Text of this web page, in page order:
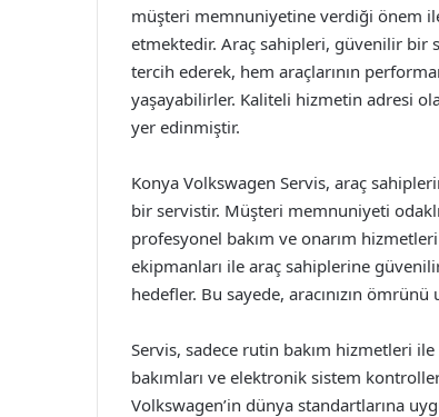
müşteri memnuniyetine verdiği önem
etmektedir. Araç sahipleri, güvenilir bir
tercih ederek, hem araçlarının
yaşayabilirler. Kaliteli hizmetin adresi
yer edinmiştir.
Konya Volkswagen Servis, araç
bir servistir. Müşteri memnuniyeti
profesyonel bakım ve onarım
ekipmanları ile araç sahiplerine
hedefler. Bu sayede, aracınızın
Servis, sadece rutin bakım hizmetleri ile
bakımları ve elektronik sistem
Volkswagen’in dünya standartlarına